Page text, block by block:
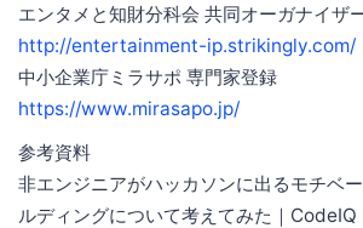
エンタメと知財分科会 共同オーガナイザ
http://entertainment-ip.strikingly.com/
中⼩企業庁ミラサポ 専⾨家登録
https://www.mirasapo.jp/
参考資料
⾮エンジニアがハッカソンに出るモチベ
ルディングについて考えてみた｜CodeIQ